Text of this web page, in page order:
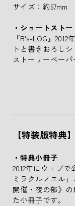
サイズ：約57mm
・ショートスト
『B's-LOG』
トと書きおろし
ストーリーペーパ
【特装版特典】
・特典小冊子
2012年にウェブ
ミラクルノエル
開催・夜の部》
た小冊子です。